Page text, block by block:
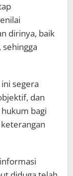
dirinya, baik
segera
dan
bagi